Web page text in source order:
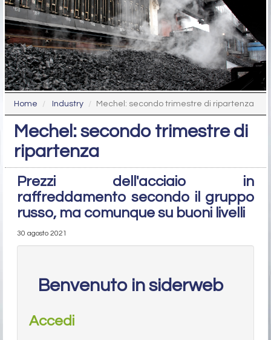
Home Industry Mechel: secondo trimestre di ripartenza
Mechel: secondo trimestre di
ripartenza
Prezzi dell'acciaio in
raffreddamento secondo il gruppo
russo, ma comunque su buoni livelli
30 agosto 2021
Benvenuto in siderweb
Accedi